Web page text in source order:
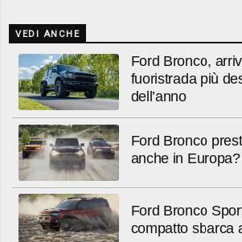
VEDI ANCHE
Ford Bronco,
fuoristrada più
dell’anno
Ford Bronco
anche in
Ford Bronco
compatto sbarca